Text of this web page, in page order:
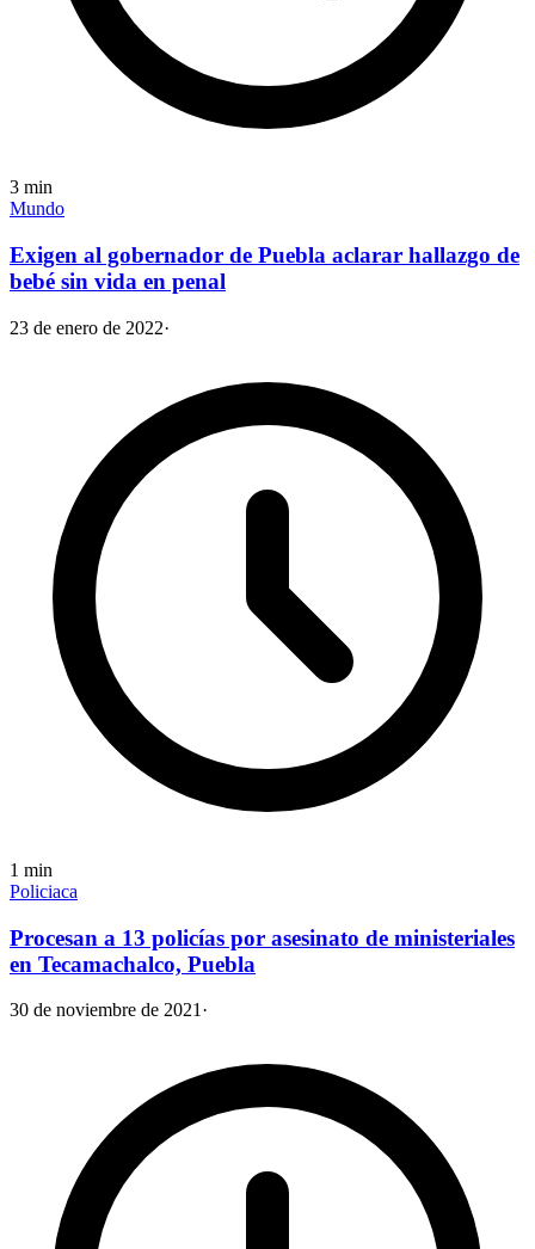
3 min
Mundo
Exigen al gobernador de Puebla aclarar hallazgo de
bebé sin vida en penal
23 de enero de 2022·
1 min
Policiaca
Procesan a 13 policías por asesinato de ministeriales
en Tecamachalco, Puebla
30 de noviembre de 2021 ·